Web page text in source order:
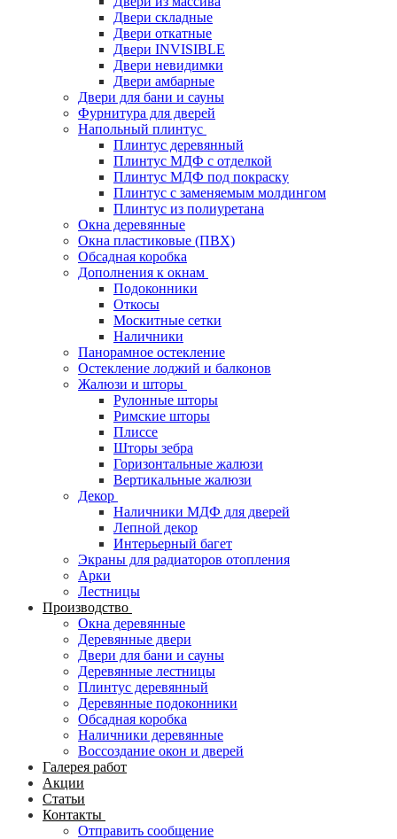
Двери складные
Двери откатные
Двери INVISIBLE
Двери невидимки
Двери амбарные
Двери для бани и сауны
Фурнитура для дверей
Напольный плинтус
Плинтус деревянный
Плинтус МДФ с отделкой
Плинтус МДФ под покраску
Плинтус с заменяемым молдингом
Плинтус из полиуретана
Окна деревянные
Окна пластиковые (ПВХ)
Обсадная коробка
Дополнения к окнам
Подоконники
Откосы
Москитные сетки
Наличники
Панорамное остекление
Остекление лоджий и балконов
Жалюзи и шторы
Рулонные шторы
Римские шторы
Плиссе
Шторы зебра
Горизонтальные жалюзи
Вертикальные жалюзи
Декор
Наличники МДФ для дверей
Лепной декор
Интерьерный багет
Экраны для радиаторов отопления
Арки
Лестницы
Производство
Окна деревянные
Деревянные двери
Двери для бани и сауны
Деревянные лестницы
Плинтус деревянный
Деревянные подоконники
Обсадная коробка
Наличники деревянные
Воссоздание окон и дверей
Галерея работ
Акции
Статьи
Контакты
Отправить сообщение